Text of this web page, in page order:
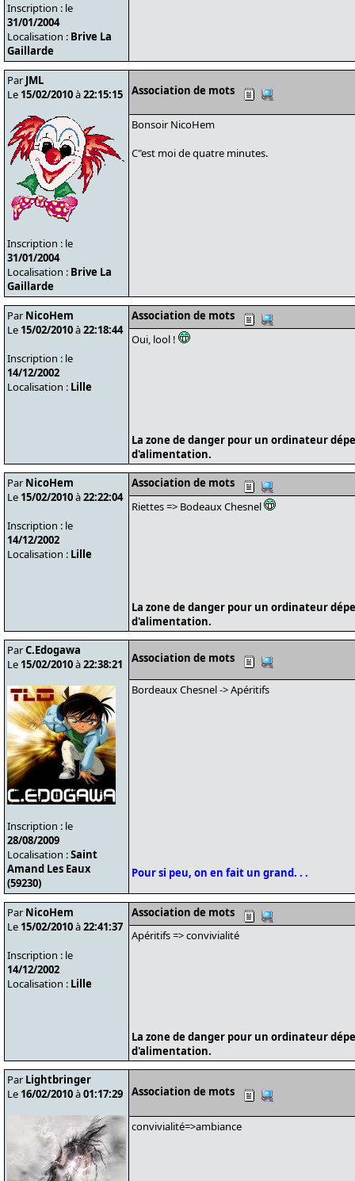
Inscription : le
31/01/2004
Localisation : Brive La
Gaillarde
Par JML
Le 15/02/2010à22:15:15
Inscription : le
31/01/2004
Localisation : Brive La
Gaillarde
Association de mots
Bonsoir NicoHem
C"est moi de quatre minutes.
Par NicoHem
Le 15/02/2010à22:18:44
Inscription : le
14/12/2002
Localisation : Lille
Association de mots
Oui, lool !
La zone de danger pour un ordinateur
d'alimentation.
Par NicoHem
Le 15/02/2010à22:22:04
Inscription : le
14/12/2002
Localisation : Lille
Association de mots
Riettes => Bodeaux Chesnel
La zone de danger pour un ordinateur
d'alimentation.
ParC.Edogawa
Le 15/02/2010à22:38:21
Inscription : le
28/08/2009
Localisation :Saint
Amand Les Eaux
(59230)
Association de mots
Bordeaux Chesnel -> Apéritifs
Pour si peu, on en fait un grand. . .
Par NicoHem
Le 15/02/2010à22:41:37
Inscription : le
14/12/2002
Localisation : Lille
Association de mots
Apéritifs => convivialité
La zone de danger pour un ordinateur
d'alimentation.
Par Lightbringer
Le 16/02/2010à01:17:29 Association de mots
convivialité=>ambiance